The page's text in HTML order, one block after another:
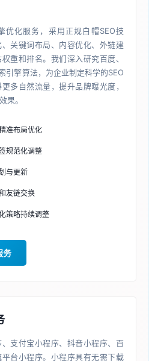
优化服务，采用正规白帽SEO技
关键词布局、内容优化、外链建
重和排名。我们深入研究百度、
引擎算法，为企业制定科学的SEO
多自然流量，提升品牌曝光度，
果。
准布局优化
规范化调整
与更新
友链交换
策略持续调整
务
支付宝小程序、抖音小程序、百
台小程序。小程序具有无需下载